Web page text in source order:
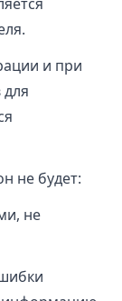
и при
не будет:
не